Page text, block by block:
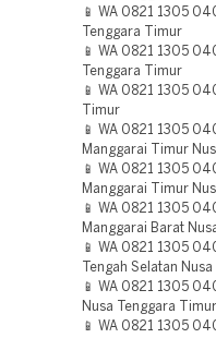
📱 WA 0821 1305
Tenggara Timur
📱 WA 0821 1305
Tenggara Timur
📱 WA 0821 1305
Timur
📱 WA 0821 1305
Manggarai Timur
📱 WA 0821 1305
Manggarai Timur
📱 WA 0821 1305
Manggarai Barat
📱 WA 0821 1305
Tengah Selatan
📱 WA 0821 1305
Nusa Tenggara Timur
📱 WA 0821 1305